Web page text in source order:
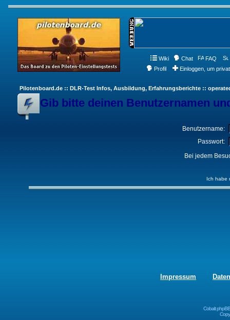
Wiki Chat FAQ
Profil
Einloggen, um
Pilotenboard.de :: DLR-Test Infos, Ausbildung, Erfahrungsberichte ::
Gib bitte deinen Benutzernamen
Benutzername:
Passwort:
Bei jedem
Ich habe
Impressum
Cobalt